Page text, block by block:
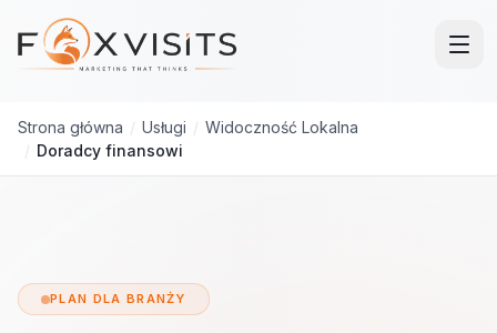
Przejdź do treści głównej
Strona główna / Usługi / Widoczność Lokalna
/ Doradcy finansowi
PLAN DLA BRANŻY